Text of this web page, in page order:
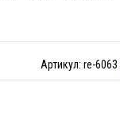
Артикул: re-6063